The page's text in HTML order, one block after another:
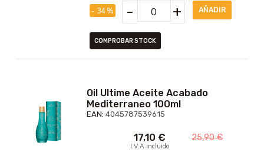
- 34 % - +
COMPROBAR STOCK
Oil Ultime Aceite Acabado
Mediterraneo 100ml
EAN: 4045787539615
17,10 €
I.V.A incluido
25,90€